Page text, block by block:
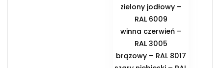
zielony jodłowy –
RAL 6009
winna czerwień –
RAL 3005
brązowy – RAL 8017